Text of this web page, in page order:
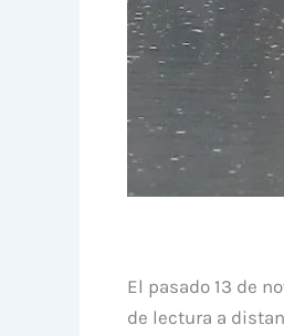
El pasado 13 de
de lectura a